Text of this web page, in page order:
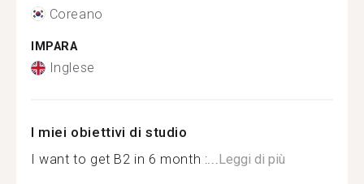
Coreano
IMPARA
Inglese
I miei obiettivi di studio
I want to get B2 in 6 month :...Leggi di più